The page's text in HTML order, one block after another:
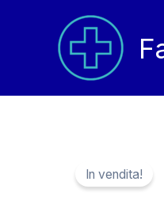
contenuto
In vendita!